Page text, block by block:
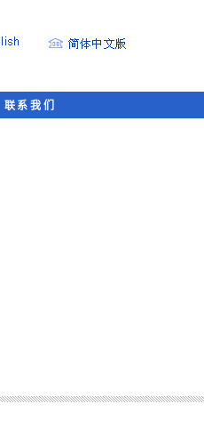
联系我们